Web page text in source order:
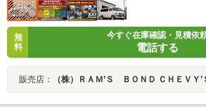
無
料
今すぐ在庫確認・見積依
電話する
販売店： （株）ＲＡＭ’Ｓ ＢＯＮＤ ＣＨＥＶＹ’Ｓ ＷＯＲＫＳラムズ